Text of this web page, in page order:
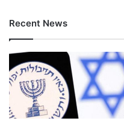
Recent News